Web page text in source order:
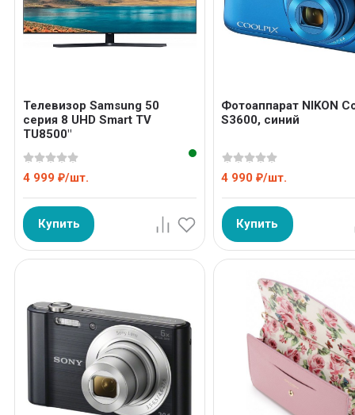
Телевизор Samsung 50
серия 8 UHD Smart TV
TU8500"
4 999 ₽/шт.
Купить
Фотоаппарат NIKON
S3600, синий
4 990 ₽/шт.
Купить